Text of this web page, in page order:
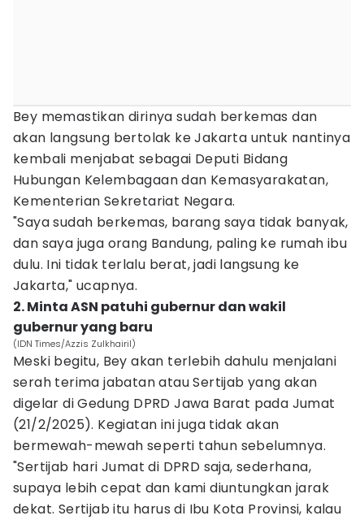
Bey memastikan dirinya sudah berkemas dan
akan langsung bertolak ke Jakarta untuk nantinya
kembali menjabat sebagai Deputi Bidang
Hubungan Kelembagaan dan Kemasyarakatan,
Kementerian Sekretariat Negara.
"Saya sudah berkemas, barang saya tidak banyak,
dan saya juga orang Bandung, paling ke rumah ibu
dulu. Ini tidak terlalu berat, jadi langsung ke
Jakarta," ucapnya.
2. Minta ASN patuhi gubernur dan wakil
gubernur yang baru
(IDN Times/Azzis Zulkhairil)
Meski begitu, Bey akan terlebih dahulu menjalani
serah terima jabatan atau Sertijab yang akan
digelar di Gedung DPRD Jawa Barat pada Jumat
(21/2/2025). Kegiatan ini juga tidak akan
bermewah-mewah seperti tahun sebelumnya.
"Sertijab hari Jumat di DPRD saja, sederhana,
supaya lebih cepat dan kami diuntungkan jarak
dekat. Sertijab itu harus di Ibu Kota Provinsi, kalau